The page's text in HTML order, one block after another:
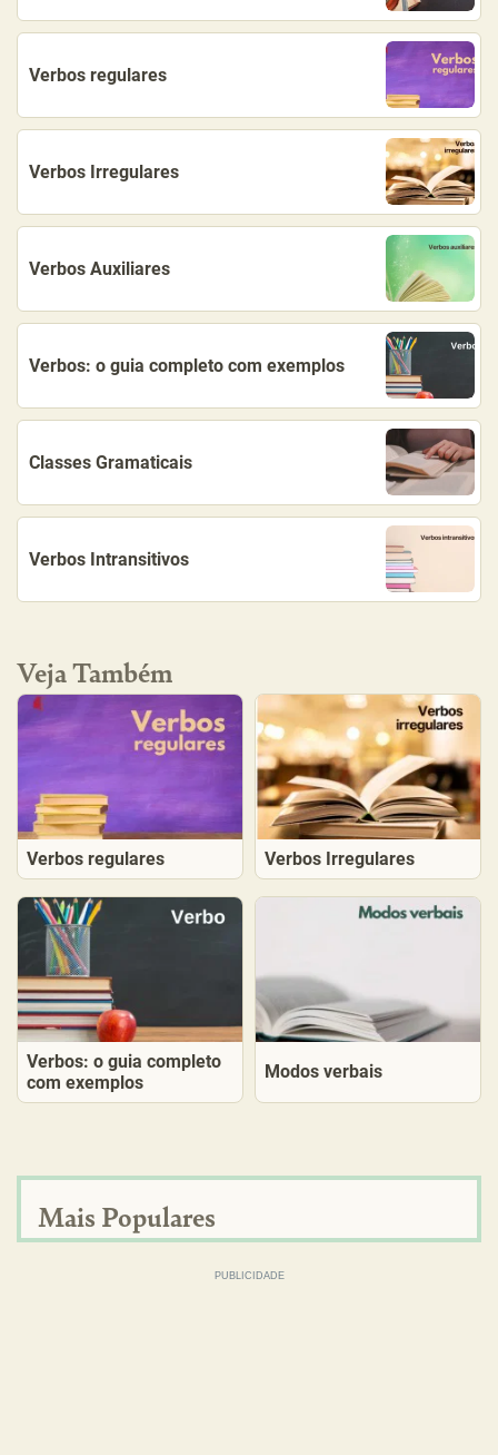
Verbos regulares
Verbos Irregulares
Verbos Auxiliares
Verbos: o guia completo com exemplos
Classes Gramaticais
Verbos Intransitivos
Veja Também
Verbos regulares Verbos Irregulares
Verbos: o guia completo
com exemplos
Modos verbais
Mais Populares